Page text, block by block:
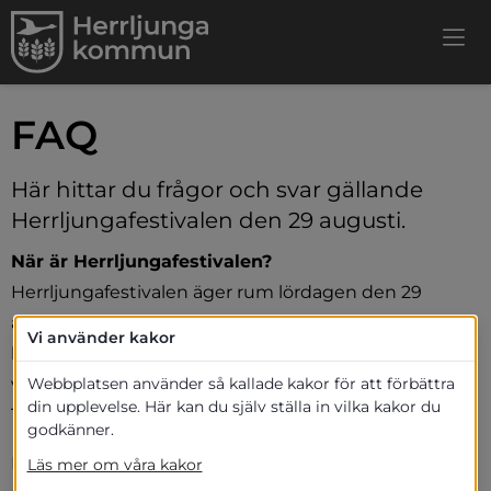
FAQ
Här hittar du frågor och svar gällande
Herrljungafestivalen den 29 augusti.
När är Herrljungafestivalen?
Herrljungafestivalen äger rum lördagen den 29
augusti 2026. Aktiviteterna på Storgatan drar igång
klockan 10.00 och pågår fram till 15.00. I Stadsparken
väntar familjeaktiviteter mellan klockan 11.00 och
17.00.
Men dagen slutar inte där, programmet fortsätter
Vi använder kakor
Webbplatsen använder så kallade kakor för att förbättra
din upplevelse. Här kan du själv ställa in vilka kakor du
godkänner.
Läs mer om våra kakor